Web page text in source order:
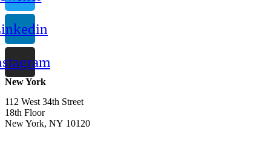
New York
112 West 34th Street
18th Floor
New York, NY 10120